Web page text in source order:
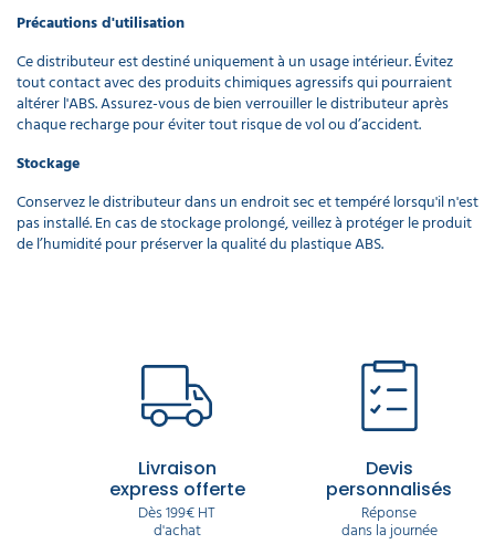
Précautions d'utilisation
Ce distributeur est destiné uniquement à un usage intérieur. Évitez
tout contact avec des produits chimiques agressifs qui pourraient
altérer l'ABS. Assurez-vous de bien verrouiller le distributeur après
chaque recharge pour éviter tout risque de vol ou d’accident.
Stockage
Conservez le distributeur dans un endroit sec et tempéré lorsqu'il n'est
pas installé. En cas de stockage prolongé, veillez à protéger le produit
de l’humidité pour préserver la qualité du plastique ABS.
Livraison
express offerte
Dès 199€ HT
d'achat
Devis
personnalisés
Réponse
dans la journée